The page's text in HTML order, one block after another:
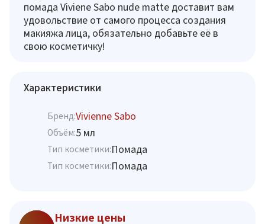
помада Viviene Sabo nude matte доставит вам
удовольствие от самого процесса создания
макияжа лица, обязательно добавьте её в
свою косметичку!
Характеристики
Бренд:Vivienne Sabo
Объём:5 мл
Тип косметики:Помада
Тип косметики:Помада
Низкие цены